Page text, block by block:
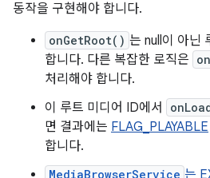
동작을 구현해야 합니다.
onGetRoot() 는 null이 아닌
합니다. 다른 복잡한 로직은
처리해야 합니다.
이 루트 미디어 ID에서
면 결과에는 FLAG_PLAYABLE
합니다.
MediaBrowserService 는